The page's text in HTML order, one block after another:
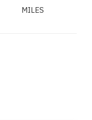
MILES